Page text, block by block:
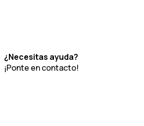
¿Necesitas ayuda?
¡Ponte en contacto!